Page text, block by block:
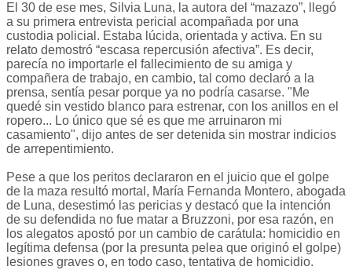
El 30 de ese mes, Silvia Luna, la autora del “mazazo”, llegó
a su primera entrevista pericial acompañada por una
custodia policial. Estaba lúcida, orientada y activa. En su
relato demostró “escasa repercusión afectiva”. Es decir,
parecía no importarle el fallecimiento de su amiga y
compañera de trabajo, en cambio, tal como declaró a la
prensa, sentía pesar porque ya no podría casarse. "Me
quedé sin vestido blanco para estrenar, con los anillos en el
ropero... Lo único que sé es que me arruinaron mi
casamiento", dijo antes de ser detenida sin mostrar indicios
de arrepentimiento.
Pese a que los peritos declararon en el juicio que el golpe
de la maza resultó mortal, María Fernanda Montero, abogada
de Luna, desestimó las pericias y destacó que la intención
de su defendida no fue matar a Bruzzoni, por esa razón, en
los alegatos apostó por un cambio de carátula: homicidio en
legítima defensa (por la presunta pelea que originó el golpe)
lesiones graves o, en todo caso, tentativa de homicidio.